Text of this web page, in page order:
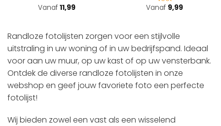
Vanaf 11,99
Vanaf 9,99
Randloze fotolijsten zorgen voor een stijlvolle
uitstraling in uw woning of in uw bedrijfspand. Ideaal
voor aan uw muur, op uw kast of op uw vensterbank.
Ontdek de diverse randloze fotolijsten in onze
webshop en geef jouw favoriete foto een perfecte
fotolijst!
Wij bieden zowel een vast als een wisselend